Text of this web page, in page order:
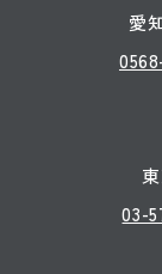
愛
03-